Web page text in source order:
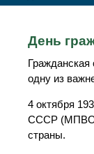
День
Гражданская
одну из
4 октября
СССР (МПВО)
страны.